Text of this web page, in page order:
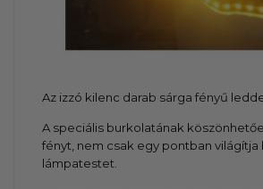
Az izzó kilenc darab sárga fényű
A speciális burkolatának
fényt, nem csak egy pontban világítja
lámpatestet.